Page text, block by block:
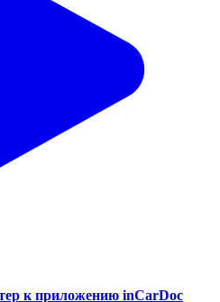
к приложению inCarDoc